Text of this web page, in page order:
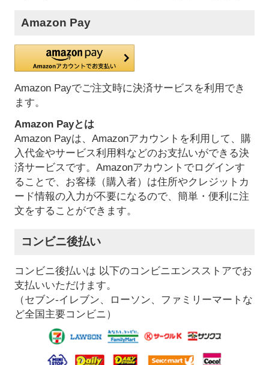
Amazon Pay
Amazon Payでご注文時に決済サービスを利用でき
ます。
Amazon Payとは
Amazon Payは、Amazonアカウントを利用して、購
入代金やサービス利用料などのお支払いができる決
済サービスです。Amazonアカウントでログインす
ることで、お客様（購入者）は住所やクレジットカ
ード情報の入力が不要になるので、簡単・便利に注
文をすることができます。
コンビニ後払い
コンビニ後払いは 以下のコンビニエンスストアでお
支払いいただけます。
（セブン-イレブン、ローソン、ファミリーマートな
ど全国主要コンビニ）